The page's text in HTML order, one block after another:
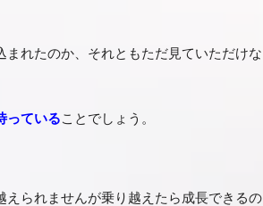
れたのか、それともただ見ていただけな
っていることでしょう。
られませんが乗り越えたら成長できるの